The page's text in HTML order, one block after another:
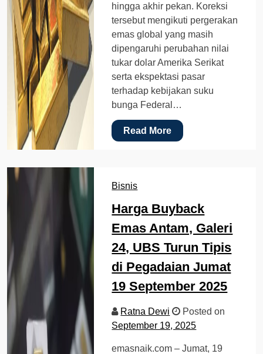
hingga akhir pekan. Koreksi
tersebut mengikuti pergerakan
emas global yang masih
dipengaruhi perubahan nilai
tukar dolar Amerika Serikat
serta ekspektasi pasar
terhadap kebijakan suku
bunga Federal…
Read More
Bisnis
Harga Buyback
Emas Antam, Galeri
24, UBS Turun Tipis
di Pegadaian Jumat
19 September 2025
Ratna Dewi
Posted on
September 19, 2025
emasnaik.com – Jumat, 19